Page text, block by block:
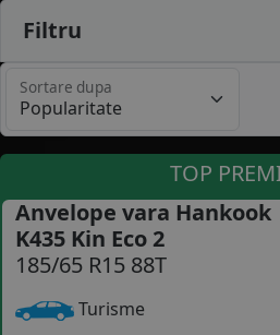
MARCA AUTO
B2B -
CONTACT
COS (
Filtru
Sortare dupa
TOP
Anvelope vara Hankook
K435 Kin Eco 2
185/65 R15 88T
Turisme